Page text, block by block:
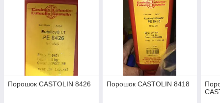
Порошок CASTOLIN 8426 Порошок CASTOLIN 8418